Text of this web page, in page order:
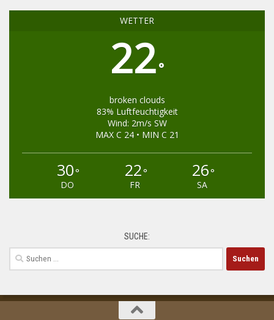
WETTER
22°
broken clouds
83% Luftfeuchtigkeit
Wind: 2m/s SW
MAX C 24 • MIN C 21
30°
DO
22°
FR
26°
SA
SUCHE:
Suchen
nach: